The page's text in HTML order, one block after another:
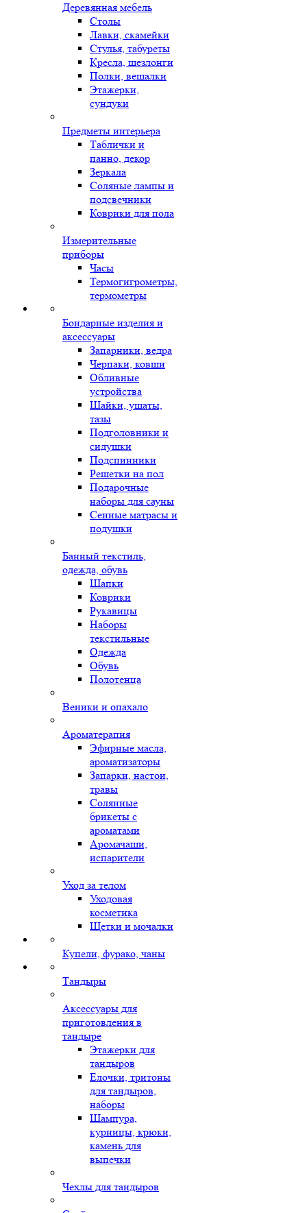
Деревянная мебель
Столы
Лавки, скамейки
Стулья, табуреты
Кресла, шезлонги
Полки, вешалки
Этажерки,
сундуки
Предметы интерьера
Таблички и
панно, декор
Зеркала
Соляные лампы и
подсвечники
Коврики для пола
Измерительные
приборы
Часы
Термогигрометры,
термометры
Бондарные изделия и
аксессуары
Запарники, ведра
Черпаки, ковши
Обливные
устройства
Шайки, ушаты,
тазы
Подголовники и
сидушки
Подспинники
Решетки на пол
Подарочные
наборы для сауны
Сенные матрасы и
подушки
Банный текстиль,
одежда, обувь
Шапки
Коврики
Рукавицы
Наборы
текстильные
Одежда
Обувь
Полотенца
Веники и опахало
Ароматерапия
Эфирные масла,
ароматизаторы
Запарки, настои,
травы
Солянные
брикеты с
ароматами
Аромачаши,
испарители
Уход за телом
Уходовая
косметика
Щетки и мочалки
Купели, фурако, чаны
Тандыры
Аксессуары для
приготовления в
тандыре
Этажерки для
тандыров
Елочки, тритоны
для тандыров,
наборы
Шампура,
курницы, крюки,
камень для
выпечки
Чехлы для тандыров